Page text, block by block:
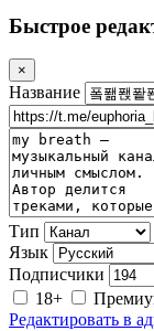
Быстрое
×
Название
Тип
Язык
Подписчики
18+
Редактировать в